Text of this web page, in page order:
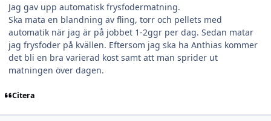
Jag gav upp automatisk frysfodermatning.
Ska mata en blandning av fling, torr och pellets med
automatik när jag är på jobbet 1-2ggr per dag. Sedan matar
jag frysfoder på kvällen. Eftersom jag ska ha Anthias kommer
det bli en bra varierad kost samt att man sprider ut
matningen över dagen.
Citera